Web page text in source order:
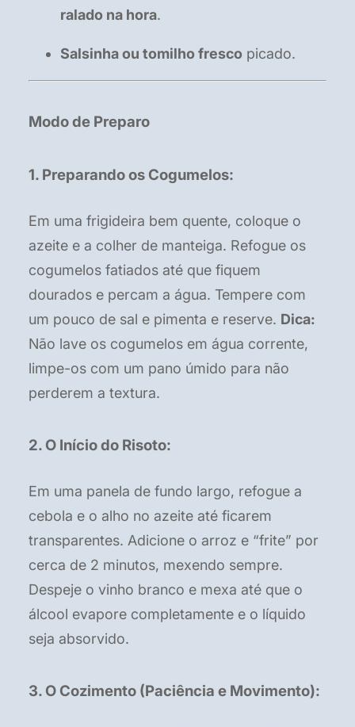
ralado na hora.
Salsinha ou tomilho fresco picado.
Modo de Preparo
1. Preparando os Cogumelos:
Em uma frigideira bem quente, coloque o
azeite e a colher de manteiga. Refogue os
cogumelos fatiados até que fiquem
dourados e percam a água. Tempere com
um pouco de sal e pimenta e reserve. Dica:
Não lave os cogumelos em água corrente,
limpe-os com um pano úmido para não
perderem a textura.
2. O Início do Risoto:
Em uma panela de fundo largo, refogue a
cebola e o alho no azeite até ficarem
transparentes. Adicione o arroz e “frite” por
cerca de 2 minutos, mexendo sempre.
Despeje o vinho branco e mexa até que o
álcool evapore completamente e o líquido
seja absorvido.
3. O Cozimento (Paciência e Movimento):